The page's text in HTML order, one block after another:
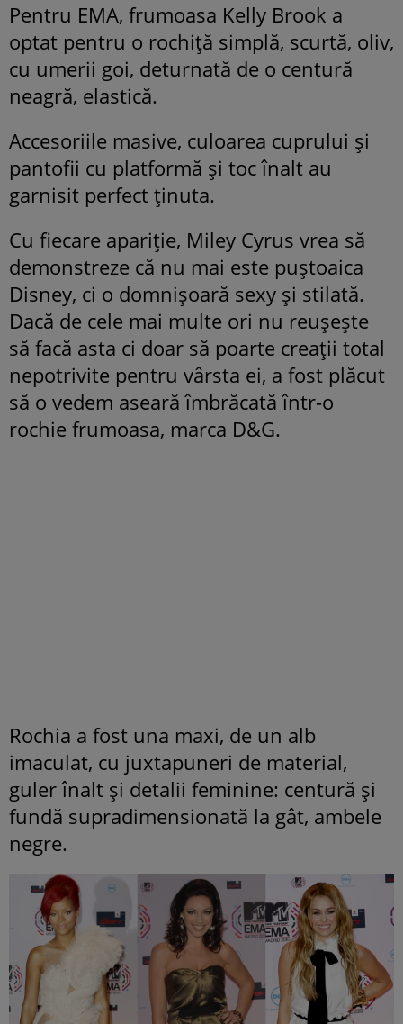
Pentru EMA, frumoasa Kelly Brook a
optat pentru o rochiţă simplă, scurtă, oliv,
cu umerii goi, deturnată de o centură
neagră, elastică.
Accesoriile masive, culoarea cuprului şi
pantofii cu platformă şi toc înalt au
garnisit perfect ţinuta.
Cu fiecare apariţie, Miley Cyrus vrea să
demonstreze că nu mai este puştoaica
Disney, ci o domnişoară sexy şi stilată.
Dacă de cele mai multe ori nu reuşeşte
să facă asta ci doar să poarte creaţii total
nepotrivite pentru vârsta ei, a fost plăcut
să o vedem aseară îmbrăcată într-o
rochie frumoasa, marca D&G.
Rochia a fost una maxi, de un alb
imaculat, cu juxtapuneri de material,
guler înalt şi detalii feminine: centură şi
fundă supradimensionată la gât, ambele
negre.